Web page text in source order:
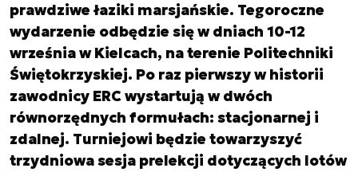
prawdziwe łaziki marsjańskie. Tegoroczne
wydarzenie odbędzie się w dniach 10-12
września w Kielcach, na terenie Politechniki
Świętokrzyskiej. Po raz pierwszy w historii
zawodnicy ERC wystartują w dwóch
równorzędnych formułach: stacjonarnej i
zdalnej. Turniejowi będzie towarzyszyć
trzydniowa sesja prelekcji dotyczących lotów